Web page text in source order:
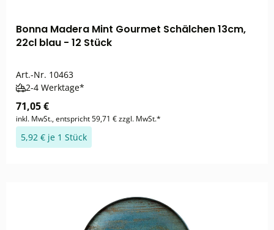
Bonna Madera Mint Gourmet Schälchen 13cm,
22cl blau - 12 Stück
Art.-Nr. 10463
2-4 Werktage*
71,05 €
inkl. MwSt., entspricht 59,71 € zzgl. MwSt.*
5,92 € je 1 Stück